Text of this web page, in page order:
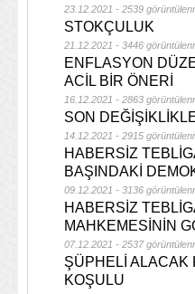
23.12.2021 - 2539
STOKÇULUK
21.12.2021 - 3446
ENFLASYON
ACİL BİR ÖNERİ
16.12.2021 - 2863
SON
14.12.2021 - 2915
HABERSİZ
BAŞINDAKİ
09.12.2021 - 3136
HABERSİZ
MAHKEMESİNİN
07.12.2021 - 2537
ŞÜPHELİ ALACAK
KOŞULU